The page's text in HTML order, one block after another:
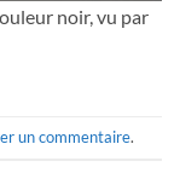
noir, vu par
un commentaire.